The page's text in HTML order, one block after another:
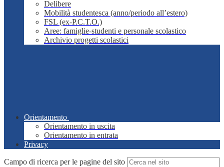
Delibere
Mobilità studentesca (anno/periodo all’estero)
FSL (ex-P.C.T.O.)
Aree: famiglie-studenti e personale scolastico
Archivio progetti scolastici
Orientamento
Orientamento in uscita
Orientamento in entrata
Privacy
Campo di ricerca per le pagine del sito